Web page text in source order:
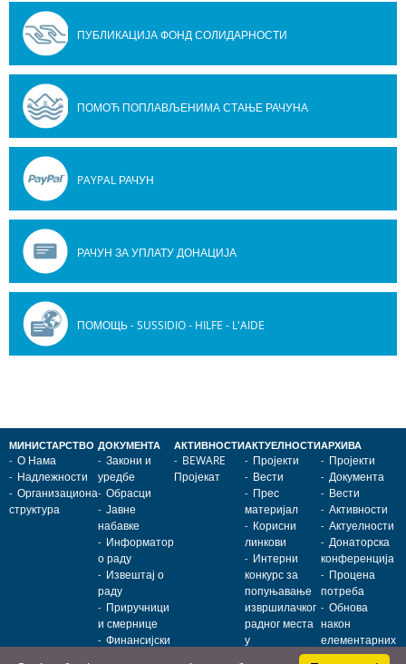
ПУБЛИКАЦИЈА ФОНД СОЛИДАРНОСТИ
ПОМОЋ ПОПЛАВЉЕНИМА СТАЊЕ РАЧУНА
PAYPAL РАЧУН
РАЧУН ЗА УПЛАТУ ДОНАЦИЈА
ПОМОЩЬ - SUSSIDIO - HILFE - L'AIDE
МИНИСТАРСТВО
О Нама
Надлежности
Организациона
структура
ДОКУМЕНТА
Закони и
уредбе
Обрасци
Јавне
набавке
Информатор
о раду
Извештај о
раду
Приручници
и смернице
Финансијски
АКТИВНОСТИ
BEWARE
Пројекат
АКТУЕЛНОСТИ
Пројекти
Вести
Прес
материјал
Корисни
линкови
Интерни
конкурс за
попуњавање
извршилачког
радног места
у
Министарству
АРХИВА
Пројекти
Документа
Вести
Активности
Актуелности
Донаторска
конференција
Процена
потреба
Обнова
након
елементарних
непогода